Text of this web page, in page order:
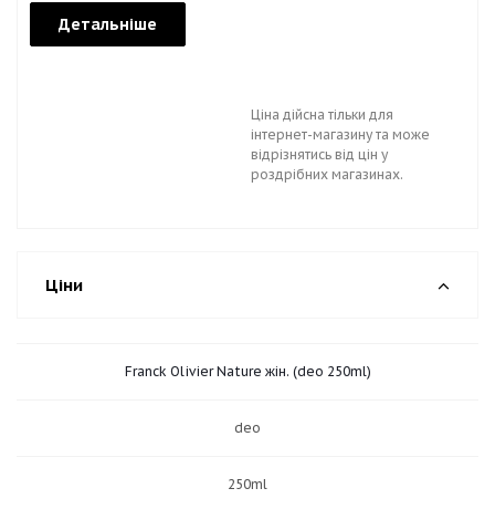
Детальніше
Ціна дійсна тільки для
інтернет-магазину та може
відрізнятись від цін у
роздрібних магазинах.
Ціни
Franck Olivier Nature жін. (deo 250ml)
deo
250ml